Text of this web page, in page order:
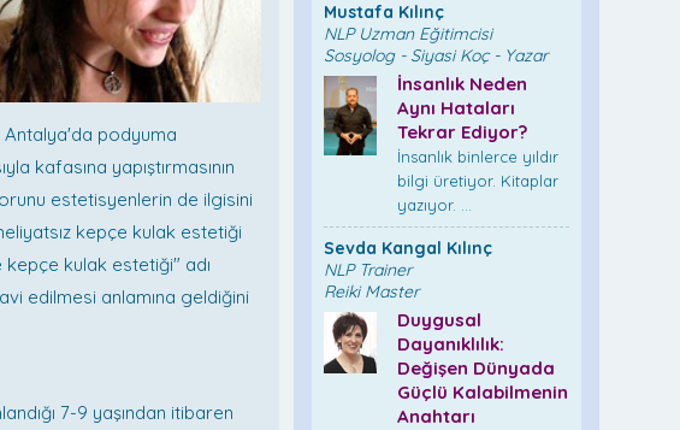
Antalya'da podyuma
kafasına yapıştırmasının
estetisyenlerin de ilgisini
kepçe kulak estetiği
kepçe kulak estetiği" adı
edilmesi anlamına geldiğini
7-9 yaşından itibaren
Mustafa Kılınç
NLP Uzman Eğitimcisi
Sosyolog - Siyasi Koç - Yazar
İnsanlık Neden
Aynı Hataları
Tekrar Ediyor?
İnsanlık binlerce yıldır
bilgi üretiyor. Kitaplar
yazıyor. ...
Sevda Kangal Kılınç
NLP Trainer
Reiki Master
Duygusal
Dayanıklılık:
Değişen Dünyada
Güçlü Kalabilmenin
Anahtarı